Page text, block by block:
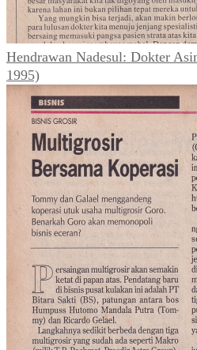
Hendrawan Nadesul: Dokter
1995)